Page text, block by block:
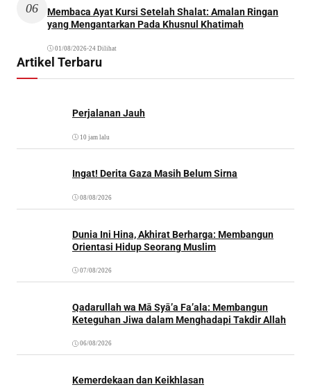
06
Membaca Ayat Kursi Setelah Shalat: Amalan Ringan
yang Mengantarkan Pada Khusnul Khatimah
01/08/2026•24 Dilihat
Artikel Terbaru
Perjalanan Jauh
10 jam lalu
Ingat! Derita Gaza Masih Belum Sirna
08/08/2026
Dunia Ini Hina, Akhirat Berharga: Membangun
Orientasi Hidup Seorang Muslim
07/08/2026
Qadarullah wa Mā Syā’a Fa’ala: Membangun
Keteguhan Jiwa dalam Menghadapi Takdir Allah
06/08/2026
Kemerdekaan dan Keikhlasan